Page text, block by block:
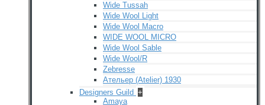
Wide Tussah
Wide Wool Light
Wide Wool Macro
WIDE WOOL MICRO
Wide Wool Sable
Wide Wool/R
Zebresse
Ательер (Atelier) 1930
Designers Guild +
Amaya